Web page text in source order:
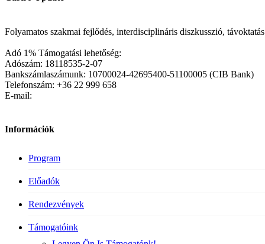
Folyamatos szakmai fejlődés, interdisciplináris diszkusszió,
Adó 1% Támogatási lehetőség:
Adószám: 18118535-2-07
Bankszámlaszámunk: 10700024-42695400-51100005 (CIB Bank)
Telefonszám: +36 22 999 658
E-mail:
Információk
Program
Előadók
Rendezvények
Támogatóink